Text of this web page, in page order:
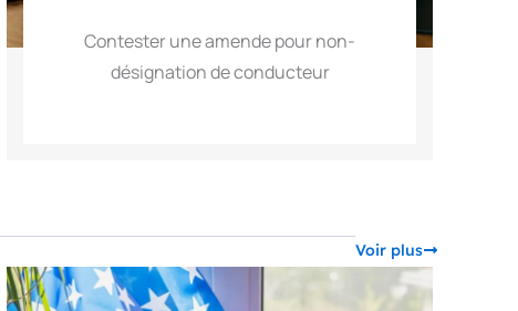
Contester une amende pour non-
désignation de conducteur
Voir plus